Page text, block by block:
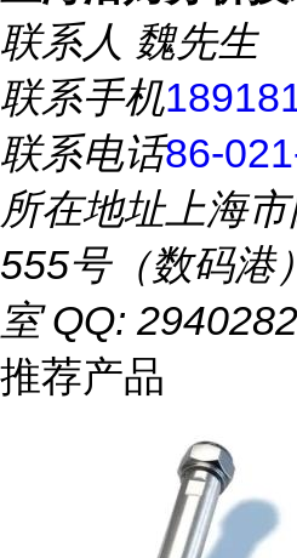
联系人 魏先生
联系手机
联系电话86-
所在地址上海
555号（数码港
室 QQ:
推荐产品